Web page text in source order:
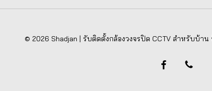
© 2026 Shadjan | รับติดตั้งกล้องวงจรปิด CCTV สำหรับบ้าน
facebookphone